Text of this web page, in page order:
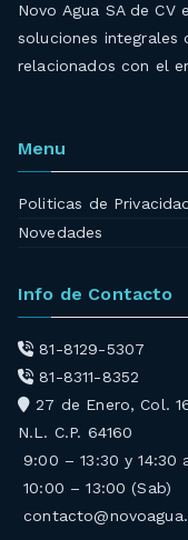
Novo Agua SA de
soluciones integrales
relacionados con el
Menu
Politicas de
Novedades
Info de Contacto
81-8129-5307
81-8311-8352
27 de Enero, Col.
N.L. C.P. 64160
9:00 – 13:30 y 14:30
10:00 – 13:00 (Sab)